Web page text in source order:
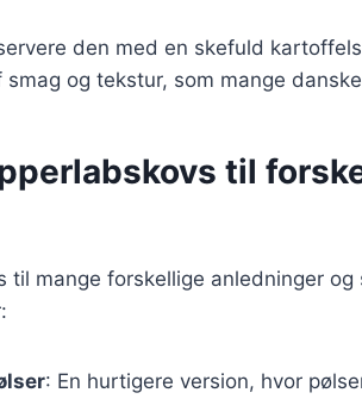
den med en skefuld
og tekstur, som mange
til
til mange forskellige anledninger
: En hurtigere version, hvor